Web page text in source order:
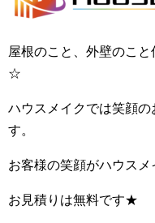
屋根のこと、外壁のこ
☆
ハウスメイクでは笑顔の
す。
お客様の笑顔がハウスメ
お見積りは無料です★